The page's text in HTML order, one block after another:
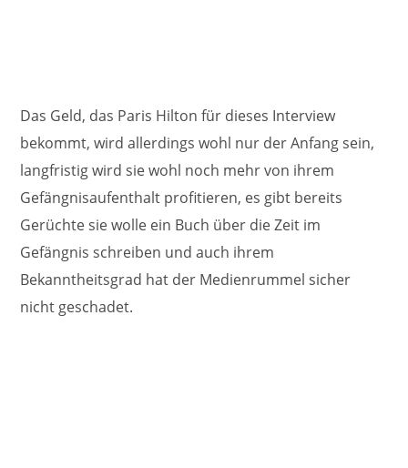
Das Geld, das Paris Hilton für dieses Interview
bekommt, wird allerdings wohl nur der Anfang sein,
langfristig wird sie wohl noch mehr von ihrem
Gefängnisaufenthalt profitieren, es gibt bereits
Gerüchte sie wolle ein Buch über die Zeit im
Gefängnis schreiben und auch ihrem
Bekanntheitsgrad hat der Medienrummel sicher
nicht geschadet.